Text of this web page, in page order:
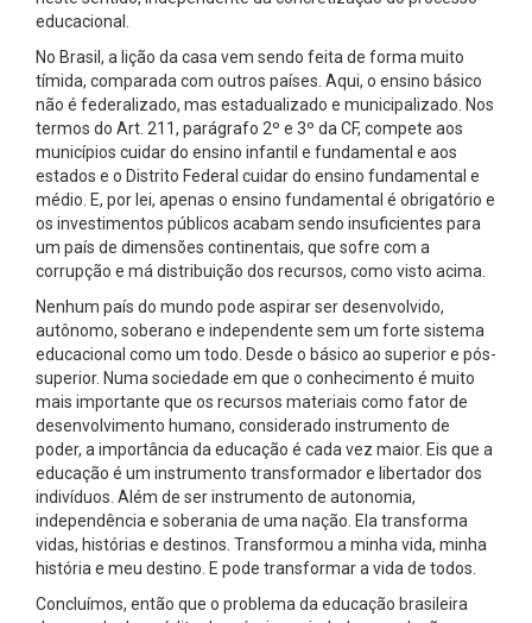
educacional.
No Brasil, a lição da casa vem sendo feita de forma muito
tímida, comparada com outros países. Aqui, o ensino básico
não é federalizado, mas estadualizado e municipalizado. Nos
termos do Art. 211, parágrafo 2º e 3º da CF, compete aos
municípios cuidar do ensino infantil e fundamental e aos
estados e o Distrito Federal cuidar do ensino fundamental e
médio. E, por lei, apenas o ensino fundamental é obrigatório e
os investimentos públicos acabam sendo insuficientes para
um país de dimensões continentais, que sofre com a
corrupção e má distribuição dos recursos, como visto acima.
Nenhum país do mundo pode aspirar ser desenvolvido,
autônomo, soberano e independente sem um forte sistema
educacional como um todo. Desde o básico ao superior e pós-
superior. Numa sociedade em que o conhecimento é muito
mais importante que os recursos materiais como fator de
desenvolvimento humano, considerado instrumento de
poder, a importância da educação é cada vez maior. Eis que a
educação é um instrumento transformador e libertador dos
indivíduos. Além de ser instrumento de autonomia,
independência e soberania de uma nação. Ela transforma
vidas, histórias e destinos. Transformou a minha vida, minha
história e meu destino. E pode transformar a vida de todos.
Concluímos, então que o problema da educação brasileira